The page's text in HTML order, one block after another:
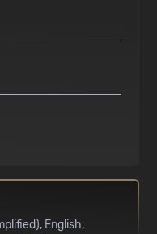
English